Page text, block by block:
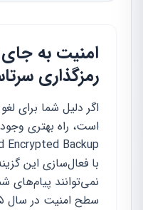
امنیت به
رمزگذاری
اگر دلیل شما برای
است، راه بهتری
با فعال‌سازی این
نمی‌توانند پیام‌های
سطح امنیت در سال ۱۴۰۵ است.